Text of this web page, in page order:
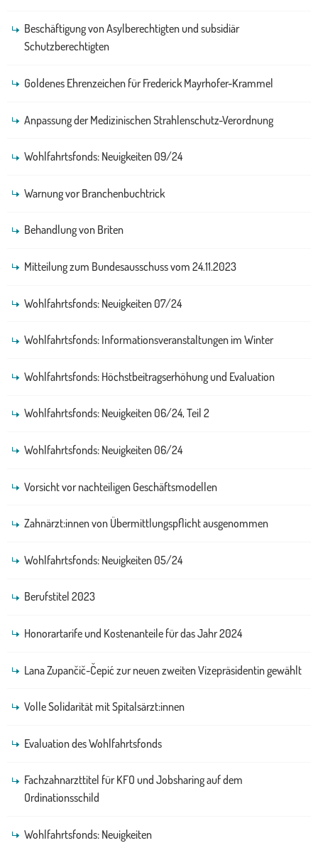
Beschäftigung von Asylberechtigten und subsidiär
Schutzberechtigten
Goldenes Ehrenzeichen für Frederick Mayrhofer-Krammel
Anpassung der Medizinischen Strahlenschutz-Verordnung
Wohlfahrtsfonds: Neuigkeiten 09/24
Warnung vor Branchenbuchtrick
Behandlung von Briten
Mitteilung zum Bundesausschuss vom 24.11.2023
Wohlfahrtsfonds: Neuigkeiten 07/24
Wohlfahrtsfonds: Informationsveranstaltungen im Winter
Wohlfahrtsfonds: Höchstbeitragserhöhung und Evaluation
Wohlfahrtsfonds: Neuigkeiten 06/24, Teil 2
Wohlfahrtsfonds: Neuigkeiten 06/24
Vorsicht vor nachteiligen Geschäftsmodellen
Zahnärzt:innen von Übermittlungspflicht ausgenommen
Wohlfahrtsfonds: Neuigkeiten 05/24
Berufstitel 2023
Honorartarife und Kostenanteile für das Jahr 2024
Lana Zupančič-Čepić zur neuen zweiten Vizepräsidentin gewählt
Volle Solidarität mit Spitalsärzt:innen
Evaluation des Wohlfahrtsfonds
Fachzahnarzttitel für KFO und Jobsharing auf dem
Ordinationsschild
Wohlfahrtsfonds: Neuigkeiten